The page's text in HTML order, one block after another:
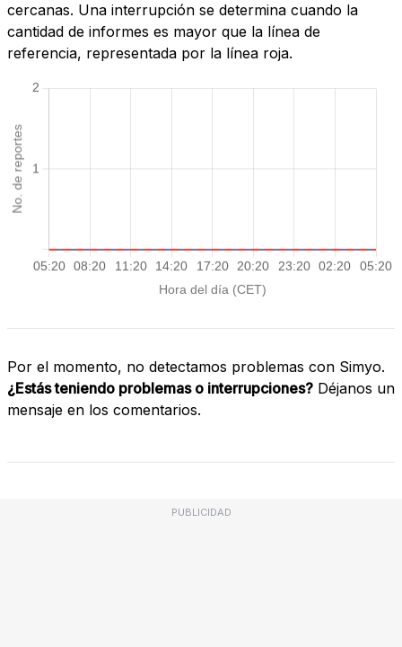
cercanas. Una interrupción se determina cuando la
cantidad de informes es mayor que la línea de
referencia, representada por la línea roja.
Por el momento, no detectamos problemas con Simyo.
¿Estás teniendo problemas o interrupciones? Déjanos un
mensaje en los comentarios.
PUBLICIDAD